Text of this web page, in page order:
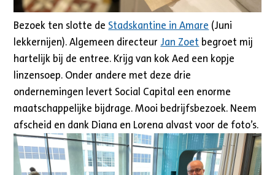
Bezoek ten slotte de Stadskantine in Amare (Juni
lekkernijen). Algemeen directeur Jan Zoet begroet mij
hartelijk bij de entree. Krijg van kok Aed een kopje
linzensoep. Onder andere met deze drie
ondernemingen levert Social Capital een enorme
maatschappelijke bijdrage. Mooi bedrijfsbezoek. Neem
afscheid en dank Diana en Lorena alvast voor de foto’s.